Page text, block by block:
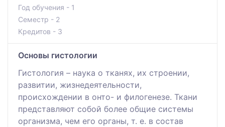
Год обучения - 1
Семестр - 2
Кредитов - 3
Основы гистологии
Гистология – наука о тканях, их строении,
развитии, жизнедеятельности,
происхождении в онто- и филогенезе. Ткани
представляют собой более общие системы
организма, чем его органы, т. е. в состав